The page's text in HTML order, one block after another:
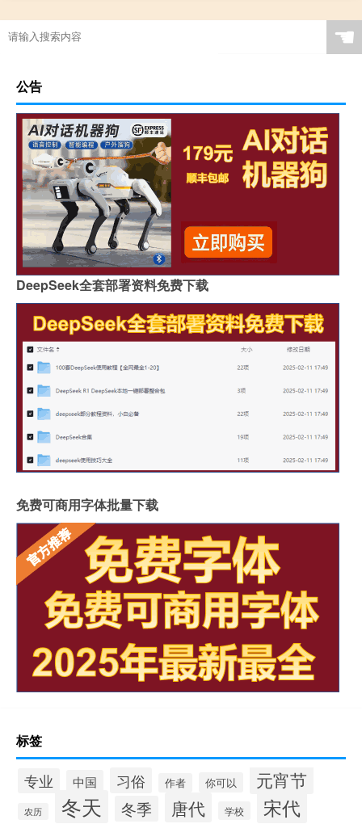
☚
公告
DeepSeek全套部署资料免费下载
免费可商用字体批量下载
标签
专业 中国 习俗 作者 你可以 元宵节
农历 冬天 冬季 唐代 学校 宋代